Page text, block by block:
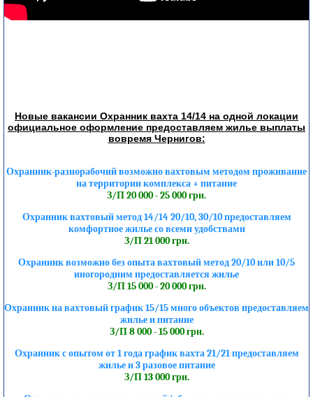
Новые вакансии Охранник вахта 14/14 на одной локации
официальное оформление предоставляем жилье выплаты
вовремя Чернигов:
Охранник-разнорабочий возможно вахтовым методом проживание
на территории комплекса + питание
З/П 20 000 - 25 000 грн.
Охранник вахтовый метод 14/14 20/10, 30/10 предоставляем
комфортное жилье со всеми удобствами
З/П 21 000 грн.
Охранник возможно без опыта вахтовый метод 20/10 или 10/5
иногородним предоставляется жилье
З/П 15 000 - 20 000 грн.
Охранник на вахтовый график 15/15 много объектов предоставляем
жилье и питание
З/П 8 000 - 15 000 грн.
Охранник с опытом от 1 года график вахта 21/21 предоставляем
жилье и 3 разовое питание
З/П 13 000 грн.